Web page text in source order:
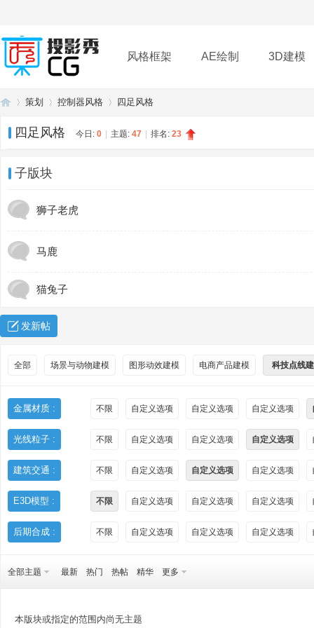
风格框架 AE绘制 3D建模
插件 帮助 下载
策划 控制器风格 四足风格
四足风格 今日: 0 主题: 47 排名: 23
子版块
狮子老虎
马鹿
猫兔子
发新帖
全部 场景与动物建模 图形动效建模 电商产品建模 科技点线
金属材质 : 不限 自定义选项 自定义选项 自定义选项
光线粒子 : 不限 自定义选项 自定义选项 自定义选项
建筑交通 : 不限 自定义选项 自定义选项 自定义选项
E3D模型 : 不限 自定义选项 自定义选项 自定义选项
后期合成 : 不限 自定义选项 自定义选项 自定义选项
全部主题 最新 热门 热帖 精华 更多
本版块或指定的范围内尚无主题